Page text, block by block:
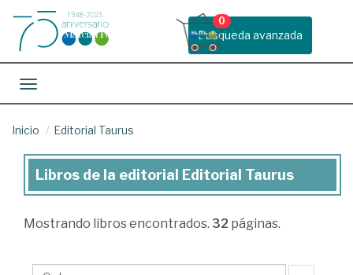
Busqueda avanzada
0
Toggle navigation
Inicio Editorial Taurus
Libros
la
Libros de la editorial Editorial Taurus
Mostrando libros encontrados. 32 páginas.